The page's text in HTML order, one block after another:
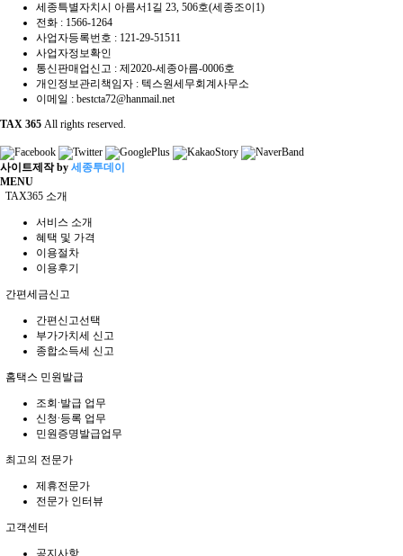
세종특별자치시 아름서1길 23, 506호(세종조이1)
전화 : 1566-1264
사업자등록번호 : 121-29-51511
사업자정보확인
통신판매업신고 : 제2020-세종아름-0006호
개인정보관리책임자 : 텍스원세무회계사무소
이메일 : bestcta72@hanmail.net
TAX 365 All rights reserved.
사이트제작 by 세종투데이
MENU
TAX365 소개
서비스 소개
혜택 및 가격
이용절차
이용후기
간편세금신고
간편신고선택
부가가치세 신고
종합소득세 신고
홈택스 민원발급
조회∙발급 업무
신청∙등록 업무
민원증명발급업무
최고의 전문가
제휴전문가
전문가 인터뷰
고객센터
공지사항